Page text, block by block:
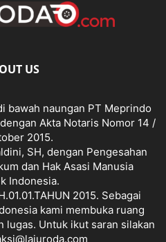
US
bawah naungan PT Meprindo
Akta Notaris Nomor 14 /
2015.
SH, dengan Pengesahan
dan Hak Asasi Manusia
Indonesia.
2015. Sebagai
kami membuka ruang
lugas. Untuk ikut saran silakan